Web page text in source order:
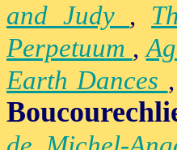
and Judy ,
Perpetuum ,
Earth Dances ,